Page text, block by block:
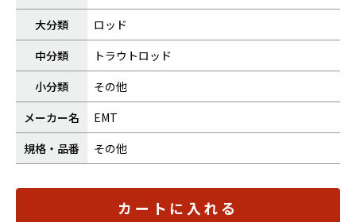
大分類
ロッド
中分類
トラウトロッド
小分類
その他
メーカー名
EMT
規格・品番
その他
カートに入れる